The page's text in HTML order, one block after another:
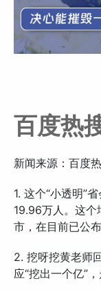
百度热
新闻来源：百度
1. 这个“小透明”
19.96万人。这
市，在目前已公
2. 挖呀挖黄老师
应“挖出一个亿”